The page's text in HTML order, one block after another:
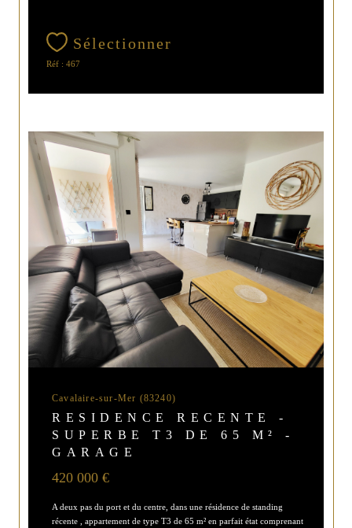
Sélectionner
Réf : 467
Cavalaire-sur-Mer (83240)
RESIDENCE RECENTE -
SUPERBE T3 DE 65 M² -
GARAGE
420 000 €
A deux pas du port et du centre, dans une résidence de standing
récente , appartement de type T3 de 65 m² en parfait état comprenant